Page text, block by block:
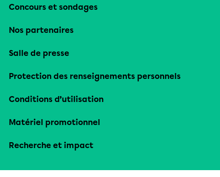
Concours et sondages
Nos partenaires
Salle de presse
Protection des renseignements personnels
Conditions d’utilisation
Matériel promotionnel
Recherche et impact